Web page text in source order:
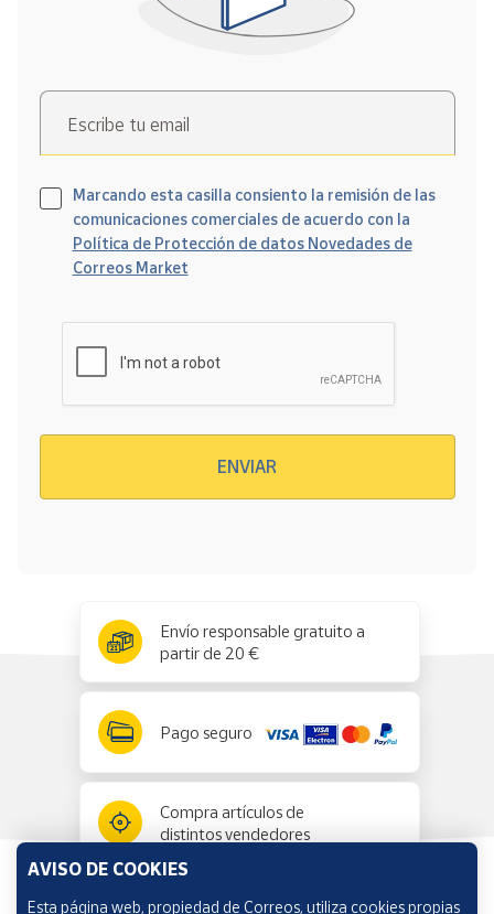
Escribe tu email
Marcando esta casilla consiento la remisión de las
comunicaciones comerciales de acuerdo con la
Política de Protección de datos Novedades de
Correos Market
ENVIAR
Envío responsable gratuito a
partir de 20 €
Pago seguro
Compra artículos de
distintos vendedores
AVISO DE COOKIES
Esta página web, propiedad de Correos, utiliza cookies propias